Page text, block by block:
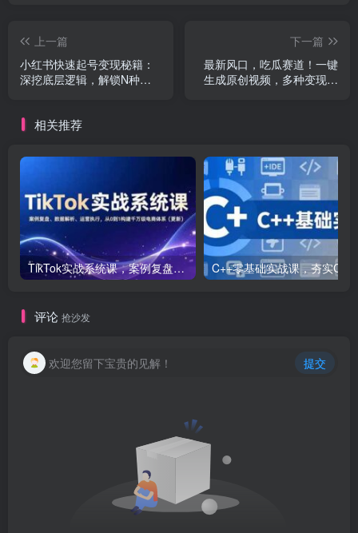
上一篇
小红书快速起号变现秘籍：
深挖底层逻辑，解锁N种变
下一篇
最新风口，吃瓜赛道！一键
生成原创视频，多种变现方
相关推荐
TikTok实战系统课，案例复盘、数据解析、运营执行，从0到1构建千万级电商体系（更新）
评论 抢沙发
欢迎您留下宝贵的见解！ 提交